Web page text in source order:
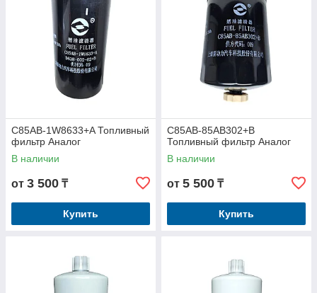
C85AB-1W8633+A Топливный
фильтр Аналог
В наличии
от 3 500 ₸
Купить
C85AB-85AB302+B
Топливный фильтр Аналог
В наличии
от 5 500 ₸
Купить